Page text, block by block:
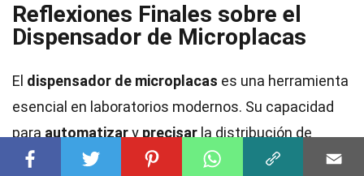
Reflexiones Finales sobre el
Dispensador de Microplacas
El dispensador de microplacas es una herramienta
esencial en laboratorios modernos. Su capacidad
para automatizary precisar la distribución de
líquidos ha revolucionado la manera en que se